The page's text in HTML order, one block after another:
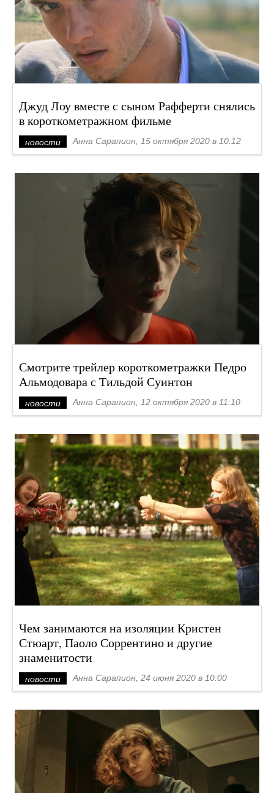
Джуд Лоу вместе с сыном Рафферти снялись
в короткометражном фильме
новости Анна Сарапион, 15 октября 2020 в 10:12
Смотрите трейлер короткометражки Педро
Альмодовара с Тильдой Суинтон
новости Анна Сарапион, 12 октября 2020 в 11:10
Чем занимаются на изоляции Кристен
Стюарт, Паоло Соррентино и другие
знаменитости
новости Анна Сарапион, 24 июня 2020 в 10:00